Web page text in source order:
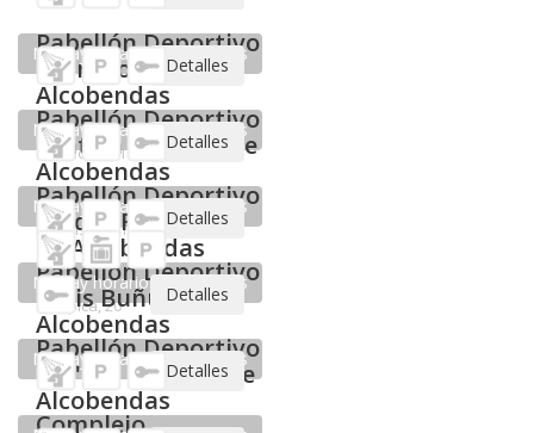
Pabellón Deportivo "Miraflores" de
Alcobendas
Alcobendas (Madrid) | C/ Miraflores, 18
No hay horarios disponibles